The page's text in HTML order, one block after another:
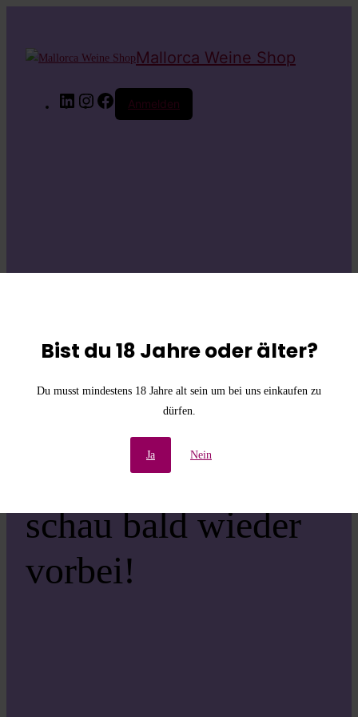
Bist du 18 Jahre oder älter?
Du musst mindestens 18 Jahre alt sein um bei uns einkaufen zu
dürfen.
Ja Nein
Mallorca Weine Shop
LinkedInInstagramFacebook
Anmelden
die
Unannehmlichkeiten!
Wir arbeiten an einer
großartigen Sache –
schau bald wieder
vorbei!